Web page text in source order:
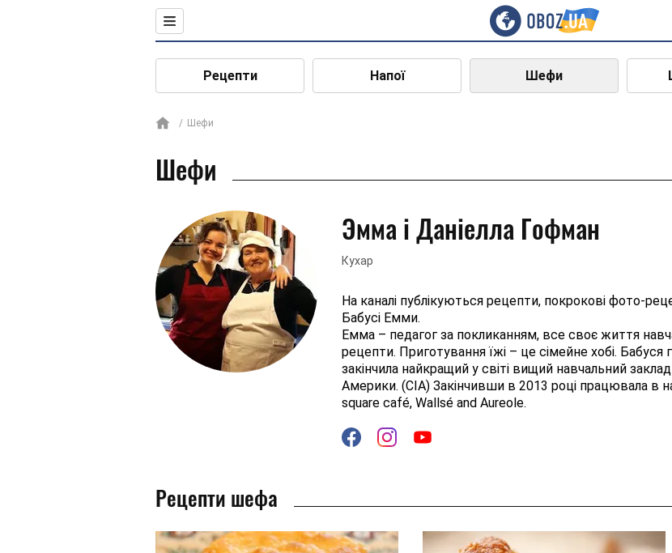
Рецепти Напої Шефи
Шефи
Шефи
Эмма і Даніелла Гофман
Кухар
На каналі публікуються рецепти, покрокові фото-
Бабусі Емми.
Емма – педагог за покликанням, все своє життя
рецепти. Приготування їжі – це сімейне хобі.
закінчила найкращий у світі вищий навчальний заклад
Америки. (CIA) Закінчивши в 2013 році працювала в
square café, Wallsé and Aureole.
Рецепти шефа